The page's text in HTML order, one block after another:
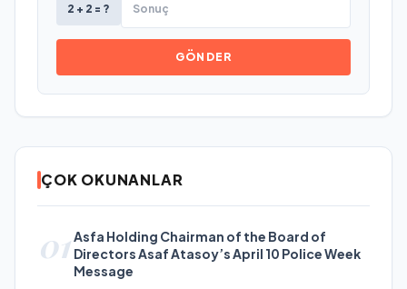
2 + 2 = ?
GÖNDER
ÇOK OKUNANLAR
01 Asfa Holding Chairman of the Board of
Directors Asaf Atasoy’s April 10 Police Week
Message